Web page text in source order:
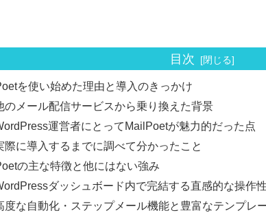
目次
を使い始めた理由と導入のきっかけ
のメール配信サービスから乗り換えた背景
運営者にとってMailPoetが魅力的だった点
際に導入するまでに調べて分かったこと
の主な特徴と他にはない強み
ダッシュボード内で完結する直感的な操作性
度な自動化・ステップメール機能と豊富なテンプレ